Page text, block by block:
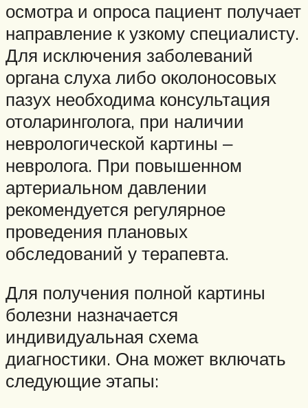
осмотра и опроса пациент получает
направление к узкому специалисту.
Для исключения заболеваний
органа слуха либо околоносовых
пазух необходима консультация
отоларинголога, при наличии
неврологической картины ‒
невролога. При повышенном
артериальном давлении
рекомендуется регулярное
проведения плановых
обследований у терапевта.
Для получения полной картины
болезни назначается
индивидуальная схема
диагностики. Она может включать
следующие этапы: